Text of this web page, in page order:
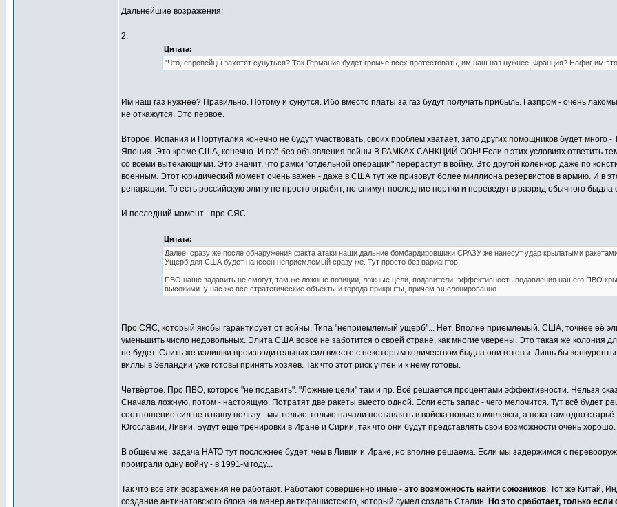
Дальнейшие возражения:
2.
Цитата:
"Что, европейцы захотят сунуться? Так Германия будет громче всех протестовать, им наш наз нужнее. Франция? Нафиг им
Им наш газ нужнее? Правильно. Потому и сунутся. Ибо вместо платы за газ будут получать прибыль. Газпром - очень
не откажутся. Это первое.
Второе. Испания и Португалия конечно не будут участвовать, своих проблем хватает, зато других помощников будет
Япония. Это кроме США, конечно. И всё без объявления войны В РАМКАХ САНКЦИЙ ООН! Если в этих условиях ответить
со всеми вытекающими. Это значит, что рамки "отдельной операции" перерастут в войну. Это другой коленкор даже по
военным. Этот юридический момент очень важен - даже в США тут же призовут более миллиона резервистов в армию. И в
репарации. То есть российскую элиту не просто ограбят, но снимут последние портки и переведут в разряд обычного
И последний момент - про СЯС:
Цитата:
Далее, сразу же после обнаружения факта атаки наши дальние бомбардировщики СРАЗУ же нанесут удар крылатыми
Ущерб для США будет нанесен неприемлемый сразу же. Тут просто без вариантов.
ПВО наше задавить не смогут, там же ложные позиции, ложные цели, подавители. эффективность подавления нашего ПВО
высокими. у нас же все стратегические объекты и города прикрыты, причем эшелонированно.
Про СЯС, который якобы гарантирует от войны. Типа "неприемлемый ущерб"... Нет. Вполне приемлемый. США, точнее её
уменьшить число недовольных. Элита США вовсе не заботится о своей стране, как многие уверены. Это такая же колония
не будет. Слить же излишки производительных сил вместе с некоторым количеством быдла они готовы. Лишь бы
виллы в Зеландии уже готовы принять хозяев. Так что этот риск учтён и к нему готовы.
Четвёртое. Про ПВО, которое "не подавить". "Ложные цели" там и пр. Всё решается процентами эффективности. Нельзя
Сначала ложную, потом - настоящую. Потратят две ракеты вместо одной. Если есть запас - чего мелочится. Тут всё будет
соотношение сил не в нашу пользу - мы только-только начали поставлять в войска новые комплексы, а пока там одно
Югославии, Ливии. Будут ещё тренировки в Иране и Сирии, так что они будут представлять свои возможности очень
В общем же, задача НАТО тут посложнее будет, чем в Ливии и Ираке, но вполне решаема. Если мы задержимся с
проиграли одну войну - в 1991-м году...
Так что все эти возражения не работают. Работают совершенно иные - это возможность найти союзников. Тот же Китай,
создание антинатовского блока на манер антифашистского, который сумел создать Сталин. Но это сработает, только